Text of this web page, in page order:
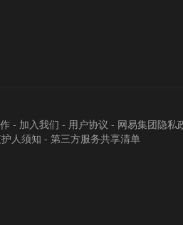
- 加入我们 - 用户协议 - 网易集团隐私
人须知 - 第三方服务共享清单